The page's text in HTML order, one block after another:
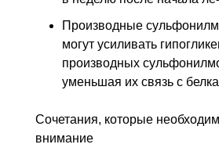
Производные
могут усиливать
производных
уменьшая их связь с
Сочетания, которые
внимание